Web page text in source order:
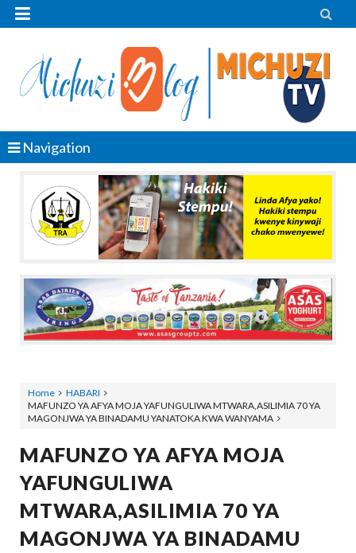
 
Navigation
Home
HABARI
MAFUNZO YA AFYA MOJA YAFUNGULIWA MTWARA,ASILIMIA 70 YA
MAGONJWA YA BINADAMU YANATOKA KWA WANYAMA
MAFUNZO YA AFYA MOJA
YAFUNGULIWA
MTWARA,ASILIMIA 70 YA
MAGONJWA YA BINADAMU